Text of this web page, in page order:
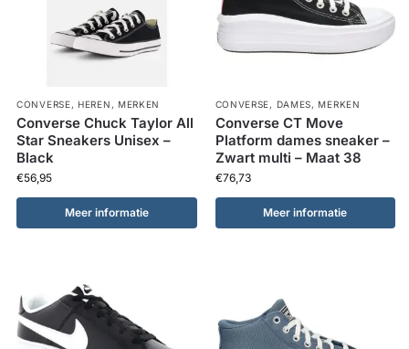
CONVERSE,HEREN , MERKEN
Converse Chuck Taylor All
Star Sneakers Unisex –
Black
€56,95
Meer informatie
CONVERSE, DAMES,MERKEN
Converse CT Move
Platform dames sneaker –
Zwart multi – Maat 38
€76,73
Meer informatie